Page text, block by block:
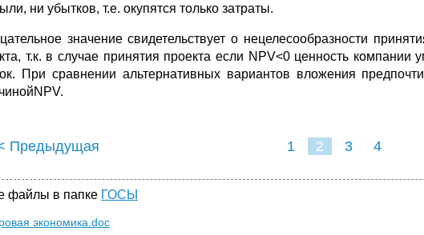
ни убытков, т.е. окупятся только затраты.
значение свидетельствует о нецелесообразности
т.к. в случае принятия проекта если NPV<0 ценность
При сравнении альтернативных вариантов вложения
Предыдущая 1 2 3 4
файлы в папке ГОСЫ
экономика.doc